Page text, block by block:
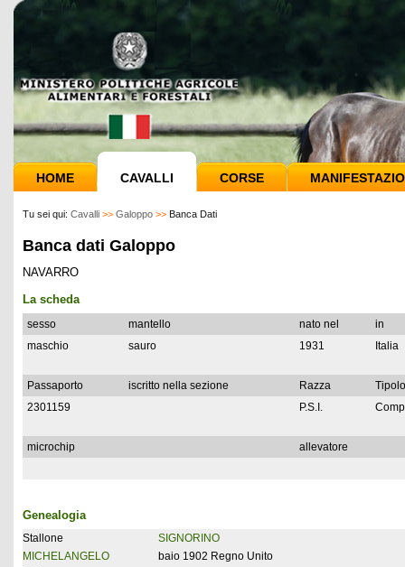
HOME CAVALLI CORSE
Tu sei qui: Cavalli >> Galoppo >> Banca Dati
Banca dati Galoppo
NAVARRO
La scheda
sesso mantello nato nel
in
maschio
sauro 1931 Italia
Passaporto iscritto nella sezione Razza
2301159
P.S.I.
microchip allevatore
Genealogia
Stallone
MICHELANGELO
SIGNORINO
baio 1902 Regno Unito